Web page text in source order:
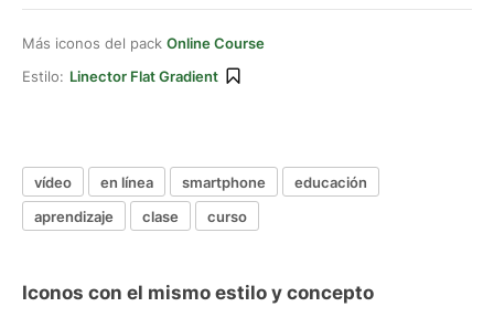
Más iconos del pack Online Course
Estilo: Linector Flat Gradient
vídeo en línea smartphone
educación
aprendizaje
clase curso
Iconos con el mismo estilo y concepto